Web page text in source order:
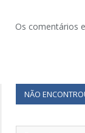
Os comentários
NÃO